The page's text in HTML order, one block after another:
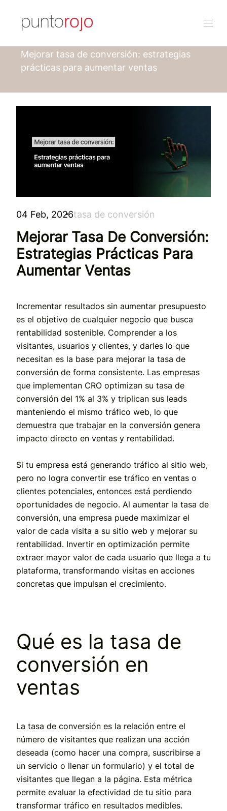
Mejorar tasa de conversión: estrategias
prácticas para aumentar ventas
04 Feb, 2026tasa de conversión
Mejorar Tasa De Conversión:
Estrategias Prácticas Para
Aumentar Ventas
Incrementar resultados sin aumentar presupuesto
es el objetivo de cualquier negocio que busca
rentabilidad sostenible. Comprender a los
visitantes, usuarios y clientes, y darles lo que
necesitan es la base para mejorar la tasa de
conversión de forma consistente. Las empresas
que implementan CRO optimizan su tasa de
conversión del 1% al 3% y triplican sus leads
manteniendo el mismo tráfico web, lo que
demuestra que trabajar en la conversión genera
impacto directo en ventas y rentabilidad.
Si tu empresa está generando tráfico al sitio web,
pero no logra convertir ese tráfico en ventas o
clientes potenciales, entonces está perdiendo
oportunidades de negocio. Al aumentar la tasa de
conversión, una empresa puede maximizar el
valor de cada visita a su sitio web y mejorar su
rentabilidad. Invertir en optimización permite
extraer mayor valor de cada usuario que llega a tu
plataforma, transformando visitas en acciones
concretas que impulsan el crecimiento.
Qué es la tasa de
conversión en
ventas
La tasa de conversión es la relación entre el
número de visitantes que realizan una acción
deseada (como hacer una compra, suscribirse a
un servicio o llenar un formulario) y el total de
visitantes que llegan a la página. Esta métrica
permite evaluar la efectividad de tu sitio para
transformar tráfico en resultados medibles.